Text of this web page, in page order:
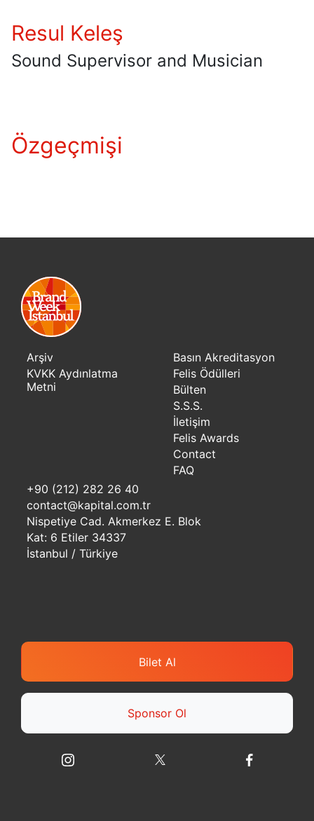
Resul Keleş
Sound Supervisor and Musician
Özgeçmişi
Arşiv
KVKK Aydınlatma
Metni
Basın Akreditasyon
Felis Ödülleri
Bülten
S.S.S.
İletişim
Felis Awards
Contact
FAQ
+90 (212) 282 26 40
contact@kapital.com.tr
Nispetiye Cad. Akmerkez E. Blok
Kat: 6 Etiler 34337
İstanbul / Türkiye
Bilet Al
Sponsor Ol